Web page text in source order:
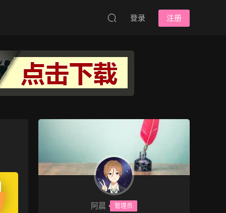
登录 注册
阿晨 管理员